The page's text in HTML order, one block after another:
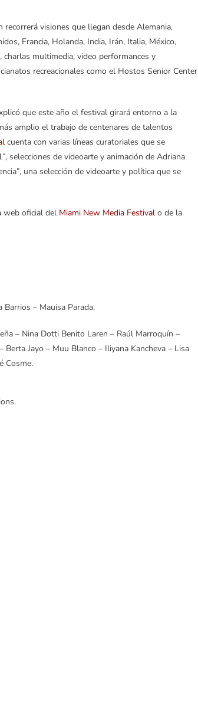
recorrerá visiones que llegan desde Alemania,
Francia, Holanda, India, Irán, Italia, México,
charlas multimedia, video performances y
recreacionales como el Hostos Senior Center
que este año el festival girará entorno a la
amplio el trabajo de centenares de talentos
cuenta con varias líneas curatoriales que se
selecciones de videoarte y animación de Adriana
una selección de videoarte y política que se
web oficial del Miami New Media Festival o de la
– Mauisa Parada.
– Nina Dotti Benito Laren – Raúl Marroquín –
Jayo – Muu Blanco – Iliyana Kancheva – Lisa
Cosme.